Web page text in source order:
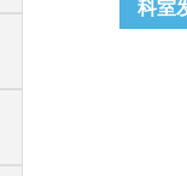
科室